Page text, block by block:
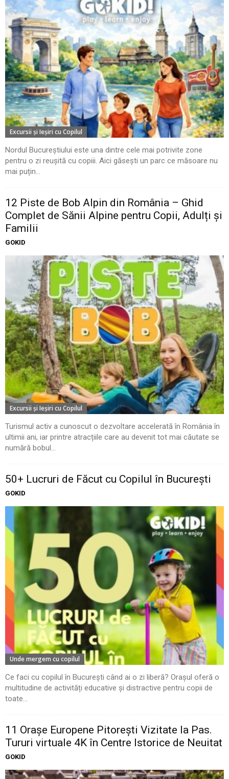
Excursii şi Ieşiri cu Copilul
Nordul Bucureștiului este una dintre cele mai potrivite zone
pentru o zi reușită cu copiii. Aici găsești un parc ce măsoare nu
mai puțin...
12 Piste de Bob Alpin din România – Ghid
Complet de Sănii Alpine pentru Copii, Adulți și
Familii
GOKID
Excursii şi Ieşiri cu Copilul
Turismul activ a cunoscut o dezvoltare accelerată în România în
ultimii ani, iar printre atracțiile care au devenit tot mai căutate se
numără bobul...
50+ Lucruri de Făcut cu Copilul în București
GOKID
Unde mergem cu copilul
Ce faci cu copilul în București când ai o zi liberă? Orașul oferă o
multitudine de activități educative și distractive pentru copii de
toate...
11 Oraşe Europene Pitoreşti Vizitate la Pas.
Tururi virtuale 4K în Centre Istorice de Neuitat
GOKID